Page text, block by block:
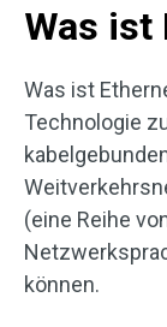
Was ist
Was ist
Technologie
(eine Reihe
können.